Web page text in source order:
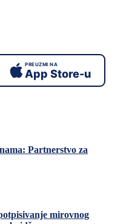
PREUZMI NA
App Store-u
Partnerstvo za
mirovnog